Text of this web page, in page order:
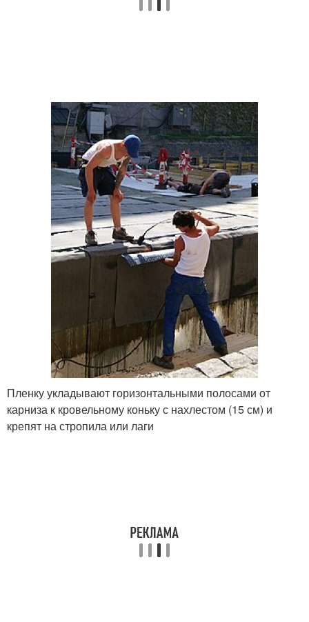
Пленку укладывают горизонтальными полосами от
карниза к кровельному коньку с нахлестом (15 см) и
крепят на стропила или лаги